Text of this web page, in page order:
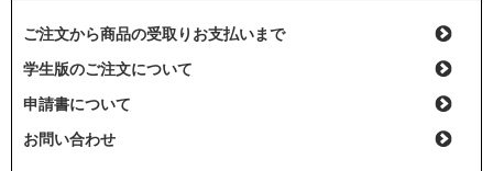
ご注文から商品の受取りお支払いまで
学生版のご注文について
申請書について
お問い合わせ